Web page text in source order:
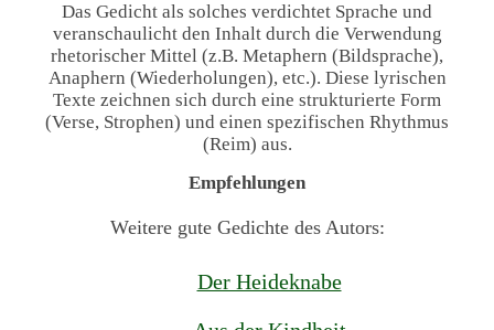
Das Gedicht als solches verdichtet Sprache und
veranschaulicht den Inhalt durch die Verwendung
rhetorischer Mittel (z.B. Metaphern (Bildsprache),
Anaphern (Wiederholungen), etc.). Diese lyrischen
Texte zeichnen sich durch eine strukturierte Form
(Verse, Strophen) und einen spezifischen Rhythmus
(Reim) aus.
Empfehlungen
Weitere gute Gedichte des Autors:
Der Heideknabe